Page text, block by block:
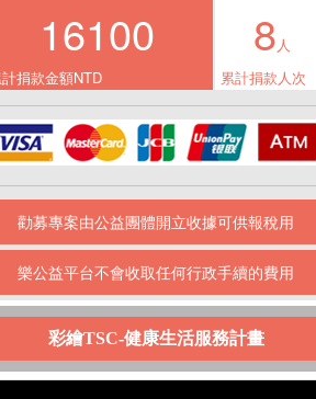
16100
計捐款金額NTD
8人
累計捐款人次
勸募專案由公益團體開立收據可供報稅用
樂公益平台不會收取任何行政手續的費用
彩繪TSC-健康生活服務計畫